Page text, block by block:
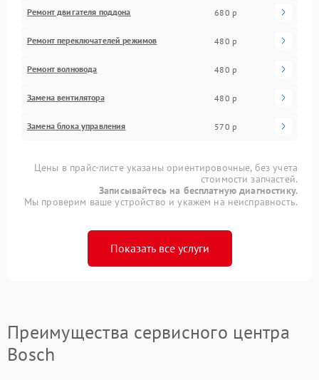
Ремонт двигателя поддона 680 р
Ремонт переключателей режимов 480 р
Ремонт волновода 480 р
Замена вентилятора 480 р
Замена блока управления 570 р
Цены в прайс-листе указаны ориентировочные, без учета
стоимости запчастей.
Записывайтесь на бесплатную диагностику.
Мы проверим ваше устройство и укажем на неисправность.
Показать все услуги
Преимущества сервисного центра
Bosch